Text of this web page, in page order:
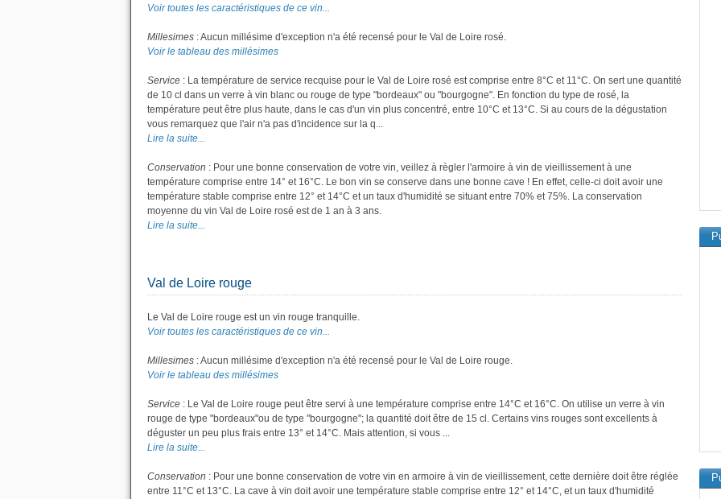
Voir toutes les caractéristiques de ce vin...
Millesimes : Aucun millésime d'exception n'a été recensé pour le Val de Loire rosé.
Voir le tableau des millésimes
Service : La température de service recquise pour le Val de Loire rosé est comprise entre 8°C et 11°C. On sert une quantité
de 10 cl dans un verre à vin blanc ou rouge de type "bordeaux" ou "bourgogne". En fonction du type de rosé, la
température peut être plus haute, dans le cas d'un vin plus concentré, entre 10°C et 13°C. Si au cours de la dégustation
vous remarquez que l'air n'a pas d'incidence sur la q...
Lire la suite...
Conservation : Pour une bonne conservation de votre vin, veillez à règler l'armoire à vin de vieillissement à une
température comprise entre 14° et 16°C. Le bon vin se conserve dans une bonne cave ! En effet, celle-ci doit avoir une
température stable comprise entre 12° et 14°C et un taux d'humidité se situant entre 70% et 75%. La conservation
moyenne du vin Val de Loire rosé est de 1 an à 3 ans.
Lire la suite...
Val de Loire rouge
Le Val de Loire rouge est un vin rouge tranquille.
Voir toutes les caractéristiques de ce vin...
Millesimes : Aucun millésime d'exception n'a été recensé pour le Val de Loire rouge.
Voir le tableau des millésimes
Service : Le Val de Loire rouge peut être servi à une température comprise entre 14°C et 16°C. On utilise un verre à vin
rouge de type "bordeaux"ou de type "bourgogne"; la quantité doit être de 15 cl. Certains vins rouges sont excellents à
déguster un peu plus frais entre 13° et 14°C. Mais attention, si vous ...
Lire la suite...
Conservation : Pour une bonne conservation de votre vin en armoire à vin de vieillissement, cette dernière doit être réglée
entre 11°C et 13°C. La cave à vin doit avoir une température stable comprise entre 12° et 14°C, et un taux d'humidité